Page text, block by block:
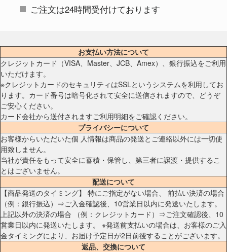
ご注文は24時間受付けております
お支払い方法について
クレジットカード（VISA、Master、JCB、Amex）、銀行振込をご利用
いただけます。
※クレジットカードのセキュリティはSSLというシステムを利用してお
ります。カード番号は暗号化されて安全に送信されますので、どうぞ
ご安心ください。
カード会社から送付されますご利用明細をご確認ください。
プライバシーについて
お客様からいただいた個 人情報は商品の発送とご連絡以外には一切使
用致しません。
当社が責任をもって安全に蓄積・保管し、第三者に譲渡・提供するこ
とはございません。
配送について
【商品発送のタイミング】 特にご指定がない場合、 前払い決済の場合
（例：銀行振込）⇒ご入金確認後、10営業日以内に発送いたします。
上記以外の決済の場合 （例：クレジットカード）⇒ご注文確認後、10
営業日以内に発送いたします。 ※発送前支払いの場合は、お客様のご入
金タイミングにより、お届け予定日が2日前後することがございます。
返品、交換について